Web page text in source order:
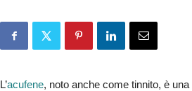
L’acufene, noto anche come tinnito, è